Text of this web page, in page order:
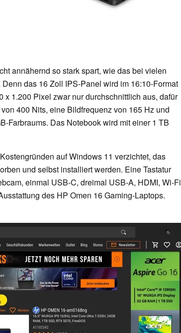
annähernd so stark spart, wie das bei vielen
das 16 Zoll IPS-Panel wird im 16:10-Format
x 1.200 Pixel zwar nur durchschnittlich aus, dafür
400 Nits, eine Bildfrequenz von 165 Hz und
Farbraums. Das Notebook wird mit einer 1 TB
auf Windows 11 verzichtet, das
und selbst installiert werden. Eine Tastatur
einmal USB-C, dreimal USB-A, HDMI, Wi-Fi
des HP Omen 16 Gaming-Laptops.